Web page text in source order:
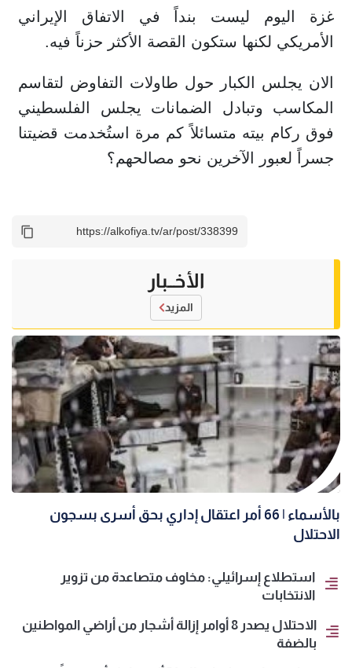
غزة اليوم ليست بنداً في الاتفاق الإيراني
الأمريكي لكنها ستكون القصة الأكثر حزناً فيه.
الان يجلس الكبار حول طاولات التفاوض لتقاسم
المكاسب وتبادل الضمانات يجلس الفلسطيني
فوق ركام بيته متسائلاً كم مرة استُخدمت قضيتنا
جسراً لعبور الآخرين نحو مصالحهم؟
الأخــبار
المزيد
بالأسماء | 66 أمر اعتقال إداري بحق أسرى بسجون
الاحتلال
استطلاع إسرائيلي: مخاوف متصاعدة من تزوير
الانتخابات
الاحتلال يصدر 8 أوامر إزالة أشجار من أراضي المواطنين
بالضفة